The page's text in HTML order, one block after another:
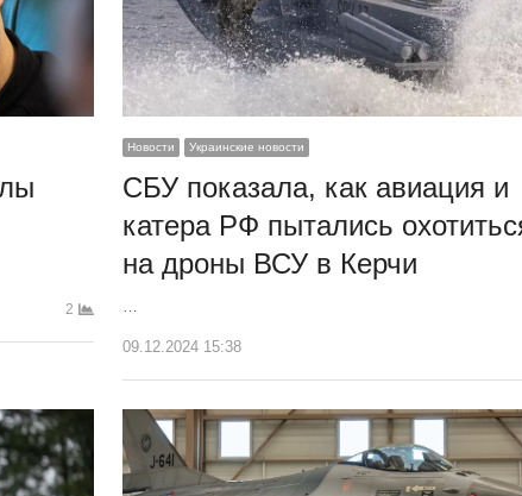
2
Новости Украинские новости
СБУ показала, как авиация и
катера РФ пытались
на дроны ВСУ в Керчи
09.12.2024 15:38